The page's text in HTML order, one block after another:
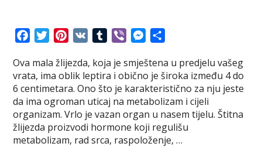
c
e
b
o
o
k
T
i
t
t
e
r
n
t
e
r
e
s
m
b
l
r
b
e
r
M
s
s
e
n
g
e
a
r
e
Ova mala žlijezda, koja je smještena u predjelu vašeg
vrata, ima oblik leptira i obično je široka između 4 do
6 centimetara. Ono što je karakteristično za nju jeste
da ima ogroman uticaj na metabolizam i cijeli
organizam. Vrlo je vazan organ u nasem tijelu. Štitna
žlijezda proizvodi hormone koji regulišu
metabolizam, rad srca, raspoloženje, …